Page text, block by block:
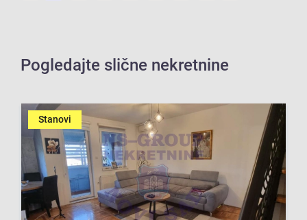
Pogledajte slične nekretnine
Stanovi